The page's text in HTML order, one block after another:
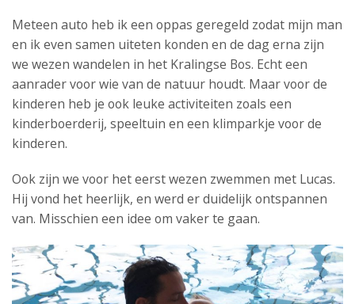
Meteen auto heb ik een oppas geregeld zodat mijn man
en ik even samen uiteten konden en de dag erna zijn
we wezen wandelen in het Kralingse Bos. Echt een
aanrader voor wie van de natuur houdt. Maar voor de
kinderen heb je ook leuke activiteiten zoals een
kinderboerderij, speeltuin en een klimparkje voor de
kinderen.
Ook zijn we voor het eerst wezen zwemmen met Lucas.
Hij vond het heerlijk, en werd er duidelijk ontspannen
van. Misschien een idee om vaker te gaan.